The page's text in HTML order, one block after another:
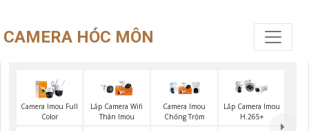
CAMERA HÓC MÔN
Camera Imou Full
Color
Lắp Camera Wifi
Thân Imou
Camera Imou
Chống Trộm
Lắp Camera Imou
H.265+